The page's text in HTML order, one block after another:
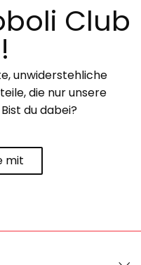
Club
unwiderstehliche
die nur unsere
du dabei?
mit